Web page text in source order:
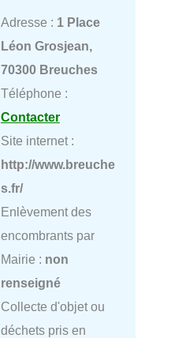
Adresse : 1 Place
Léon Grosjean,
70300 Breuches
Téléphone :
Contacter
Site internet :
http://www.breuche
s.fr/
Enlèvement des
encombrants par
Mairie : non
renseigné
Collecte d'objet ou
déchets pris en